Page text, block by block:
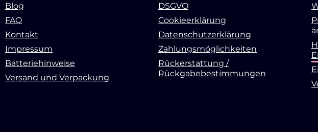
Blog
FAQ
Kontakt
Impressum
Batteriehinweise
Versand und Verpackung
DSGVO
Cookieerklärung
Datenschutzerklärung
Zahlungsmöglichkeiten
Rückerstattung /
Rückgabebestimmungen